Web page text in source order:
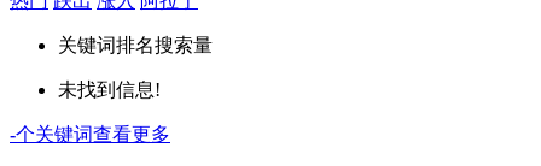
关键词排名搜索量
未找到信息!
-个关键词查看更多